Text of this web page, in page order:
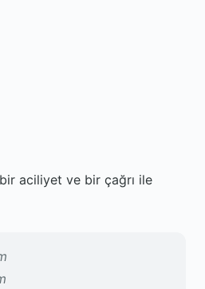
bir aciliyet ve bir çağrı ile